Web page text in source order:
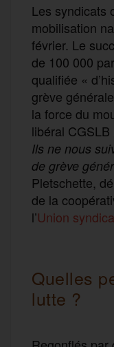
Les syndicats
mobilisation
février. Le
de 100 000
qualifiée «
grève
la force du
libéral CGSLB
Ils ne nous
de grève
Pletschette,
de la
l’Union
Quelles
lutte ?